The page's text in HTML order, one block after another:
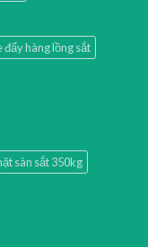
đẩy hàng lồng sắt
sàn sắt 350kg